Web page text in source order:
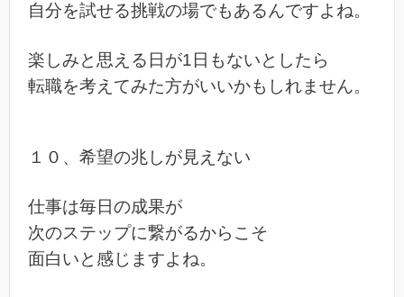
自分を試せる挑戦の場でもあるんですよね。
楽しみと思える日が1日もないとしたら
転職を考えてみた方がいいかもしれません。
１０、希望の兆しが見えない
仕事は毎日の成果が
次のステップに繋がるからこそ
面白いと感じますよね。